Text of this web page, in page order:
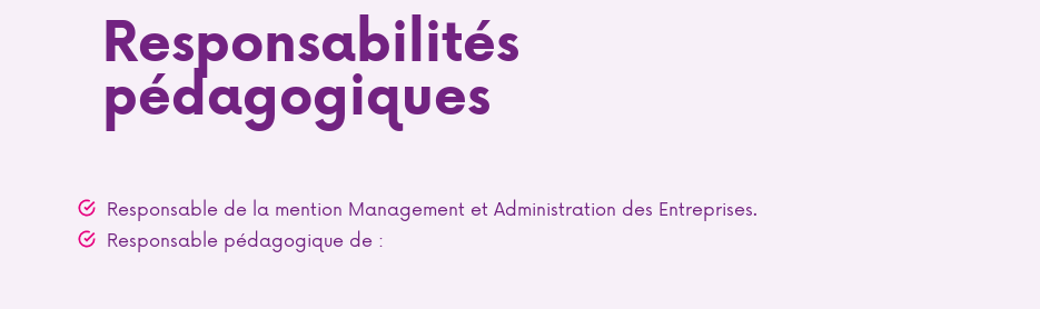
Responsabilités
pédagogiques
Responsable de la mention Management et Administration des Entreprises.
Responsable pédagogique de :